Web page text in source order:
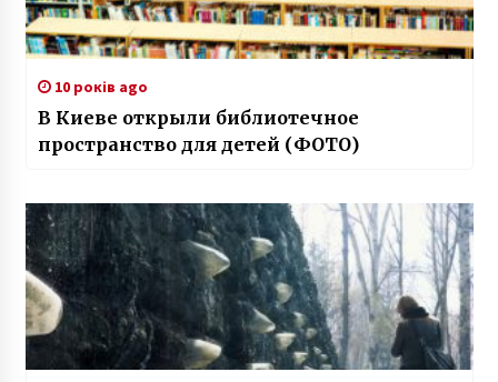
10 років ago
В Киеве открыли библиотечное
пространство для детей (ФОТО)